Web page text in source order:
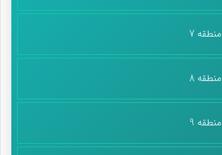
افتاده است.
کنم که حتی قبلاً هم رهبری در مورد سرود و
مسلّط بودند؛ نیروهای ما فقط در پادگان
7
8
9